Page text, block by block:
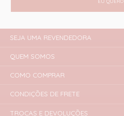
SEJA UMA REVENDEDORA
QUEM SOMOS
COMO COMPRAR
CONDIÇÕES DE FRETE
TROCAS E DEVOLUÇÕES